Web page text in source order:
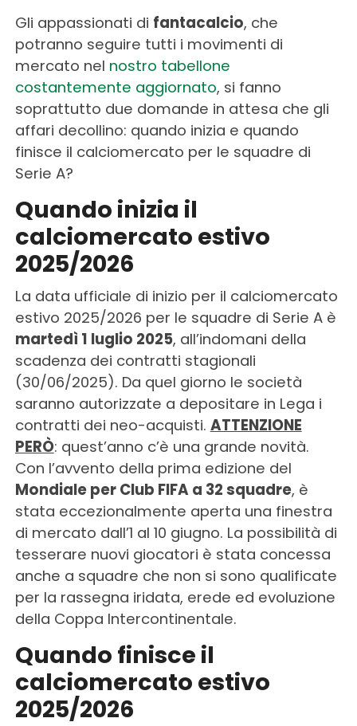
Gli appassionati di fantacalcio, che
potranno seguire tutti i movimenti di
mercato nel nostro tabellone
costantemente aggiornato, si fanno
soprattutto due domande in attesa che gli
affari decollino: quando inizia e quando
finisce il calciomercato per le squadre di
Serie A?
Quando inizia il
calciomercato estivo
2025/2026
La data ufficiale di inizio per il calciomercato
estivo 2025/2026 per le squadre di Serie A è
martedì 1 luglio 2025, all’indomani della
scadenza dei contratti stagionali
(30/06/2025). Da quel giorno le società
saranno autorizzate a depositare in Lega i
contratti dei neo-acquisti. ATTENZIONE
PERÒ: quest’anno c’è una grande novità.
Con l’avvento della prima edizione del
Mondiale per Club FIFA a 32 squadre, è
stata eccezionalmente aperta una finestra
di mercato dall’1 al 10 giugno. La possibilità di
tesserare nuovi giocatori è stata concessa
anche a squadre che non si sono qualificate
per la rassegna iridata, erede ed evoluzione
della Coppa Intercontinentale.
Quando finisce il
calciomercato estivo
2025/2026